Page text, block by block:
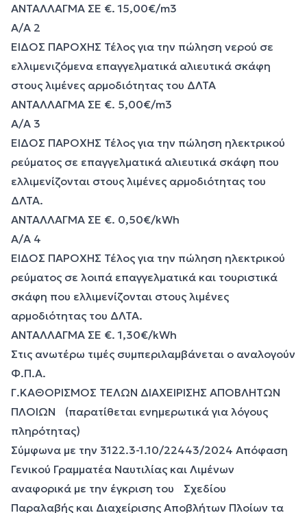
ΑΝΤΑΛΛΑΓΜΑ ΣΕ €. 15,00€/m3
Α/Α 2
ΕΙΔΟΣ ΠΑΡΟΧΗΣ Τέλος για την πώληση νερού σε
ελλιμενιζόμενα επαγγελματικά αλιευτικά σκάφη
στους λιμένες αρμοδιότητας του ΔΛΤΑ
ΑΝΤΑΛΛΑΓΜΑ ΣΕ €. 5,00€/m3
Α/Α 3
ΕΙΔΟΣ ΠΑΡΟΧΗΣ Τέλος για την πώληση ηλεκτρικού
ρεύματος σε επαγγελματικά αλιευτικά σκάφη που
ελλιμενίζονται στους λιμένες αρμοδιότητας του
ΔΛΤΑ.
ΑΝΤΑΛΛΑΓΜΑ ΣΕ €. 0,50€/kWh
Α/Α 4
ΕΙΔΟΣ ΠΑΡΟΧΗΣ Τέλος για την πώληση ηλεκτρικού
ρεύματος σε λοιπά επαγγελματικά και τουριστικά
σκάφη που ελλιμενίζονται στους λιμένες
αρμοδιότητας του ΔΛΤΑ.
ΑΝΤΑΛΛΑΓΜΑ ΣΕ €. 1,30€/kWh
Στις ανωτέρω τιμές συμπεριλαμβάνεται ο αναλογούν
Φ.Π.Α.
Γ.ΚΑΘΟΡΙΣΜΟΣ ΤΕΛΩΝ ΔΙΑΧΕΙΡΙΣΗΣ ΑΠΟΒΛΗΤΩΝ
ΠΛΟΙΩΝ (παρατίθεται ενημερωτικά για λόγους
πληρότητας)
Σύμφωνα με την 3122.3-1.10/22443/2024 Απόφαση
Γενικού Γραμματέα Ναυτιλίας και Λιμένων
αναφορικά με την έγκριση του Σχεδίου
Παραλαβής και Διαχείρισης Αποβλήτων Πλοίων τα